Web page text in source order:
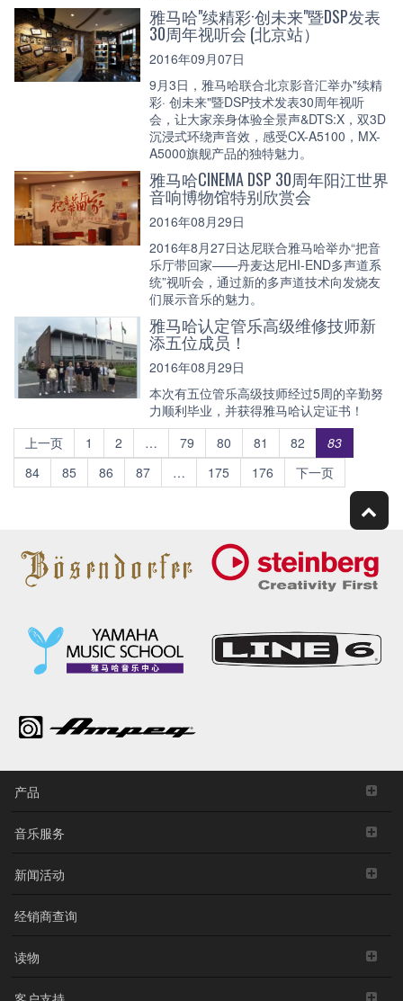
雅马哈"续精彩·创未来"暨DSP发表
30周年视听会 (北京站）
2016年09月07日
9月3日，雅马哈联合北京影音汇举办"续精
彩· 创未来"暨DSP技术发表30周年视听
会，让大家亲身体验全景声&DTS:X，双3D
沉浸式环绕声音效，感受CX-A5100，MX-
A5000旗舰产品的独特魅力。
雅马哈CINEMA DSP 30周年阳江世界
音响博物馆特别欣赏会
2016年08月29日
2016年8月27日达尼联合雅马哈举办“把音
乐厅带回家——丹麦达尼HI-END多声道系
统”视听会，通过新的多声道技术向发烧友
们展示音乐的魅力。
雅马哈认定管乐高级维修技师新
添五位成员！
2016年08月29日
本次有五位管乐高级技师经过5周的辛勤努
力顺利毕业，并获得雅马哈认定证书！
上一页
1 2 … 79 80 81 82
83
84
85 86 87 … 175 176 下一页
产品
音乐服务
新闻活动
经销商查询
读物